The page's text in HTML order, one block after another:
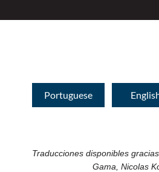
Portuguese
Traducciones disponibles
Gama, Nicolas